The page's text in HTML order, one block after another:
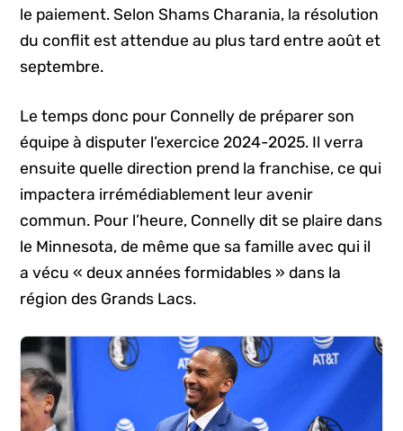
le paiement. Selon Shams Charania, la résolution
du conflit est attendue au plus tard entre août et
septembre.
Le temps donc pour Connelly de préparer son
équipe à disputer l’exercice 2024-2025. Il verra
ensuite quelle direction prend la franchise, ce qui
impactera irrémédiablement leur avenir
commun. Pour l’heure, Connelly dit se plaire dans
le Minnesota, de même que sa famille avec qui il
a vécu « deux années formidables » dans la
région des Grands Lacs.